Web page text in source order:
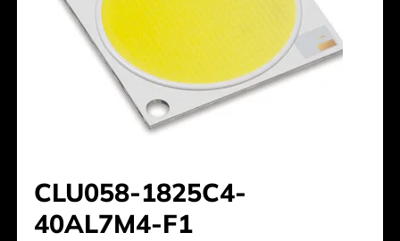
CLU058-1825C4-
40AL7M4-F1